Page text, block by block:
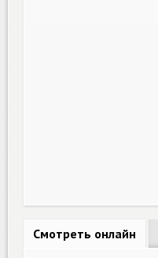
Смотреть онлайн